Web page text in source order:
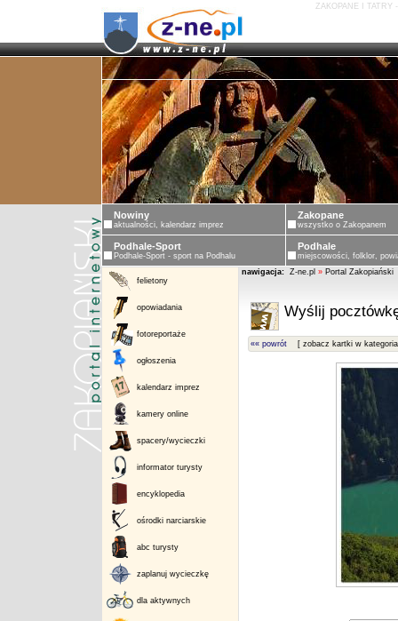
ZAKOPANE I TATRY
Nowiny
aktualności, kalendarz imprez
Zakopane
wszystko o Zakopanem
Podhale-Sport
Podhale-Sport - sport na Podhalu
Podhale
miejscowości, folklor,
felietony
opowiadania
fotoreportaże
ogłoszenia
kalendarz imprez
kamery online
spacery/wycieczki
informator turysty
encyklopedia
ośrodki narciarskie
abc turysty
zaplanuj wycieczkę
dla aktywnych
nawigacja: Z-ne.pl » Portal Zakopiański
Wyślij
«« powrót [ zobacz kartki w